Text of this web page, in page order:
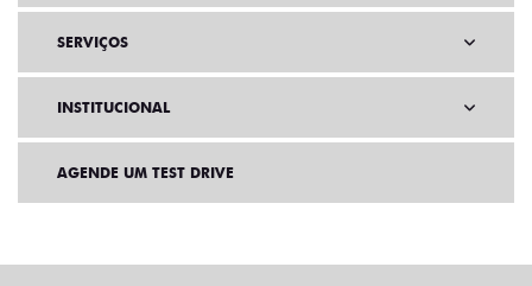
SERVIÇOS
INSTITUCIONAL
AGENDE UM TEST DRIVE